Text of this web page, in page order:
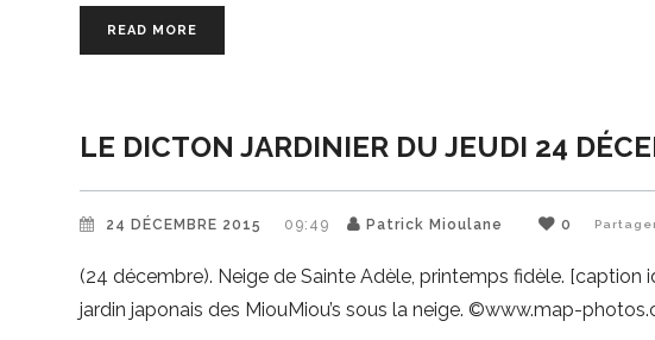
READ MORE
LE DICTON JARDINIER DU JEUDI 24
24 DÉCEMBRE 2015 09:49 Patrick Mioulane 0
(24 décembre). Neige de Sainte Adèle, printemps fidèle. [caption
jardin japonais des MiouMiou’s sous la neige. ©www.map-